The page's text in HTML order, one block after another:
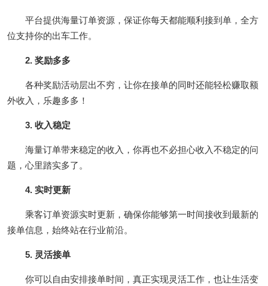
平台提供海量订单资源，保证你每天都能顺利接到单，全方
位支持你的出车工作。
2. 奖励多多
各种奖励活动层出不穷，让你在接单的同时还能轻松赚取额
外收入，乐趣多多！
3. 收入稳定
海量订单带来稳定的收入，你再也不必担心收入不稳定的问
题，心里踏实多了。
4. 实时更新
乘客订单资源实时更新，确保你能够第一时间接收到最新的
接单信息，始终站在行业前沿。
5. 灵活接单
你可以自由安排接单时间，真正实现灵活工作，也让生活变